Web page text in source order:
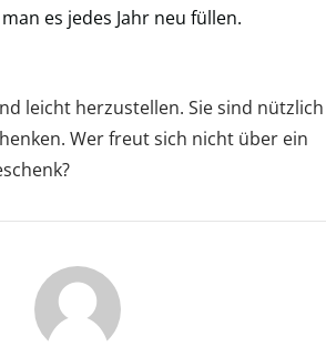
es jedes Jahr neu füllen.
leicht herzustellen. Sie sind nützlich
Wer freut sich nicht über ein